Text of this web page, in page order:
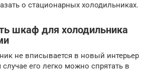
о стационарных холодильниках.
шкаф для холодильника
не вписывается в новый интерьер
его легко можно спрятать в